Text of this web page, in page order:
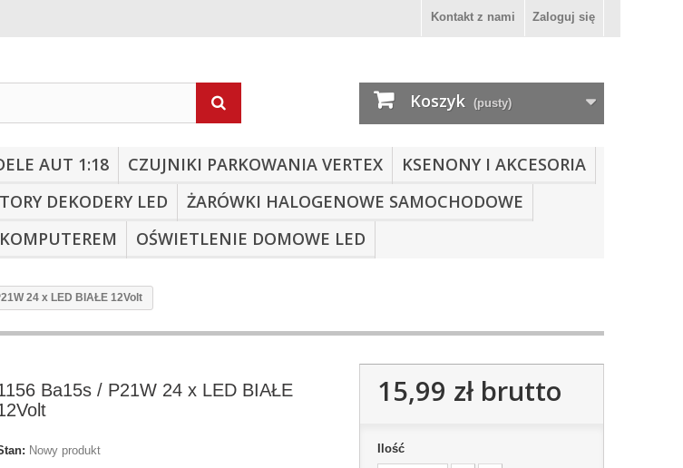
Zaloguj się
Kontakt z nami
Koszyk (pusty)
AUT 1:18 CZUJNIKI PARKOWANIA VERTEX
KSENONY I AKCESORIA
DEKODERY LED
ŻARÓWKI HALOGENOWE SAMOCHODOWE
OŚWIETLENIE DOMOWE LED
24 x LED BIAŁE 12Volt
Ba15s / P21W 24 x LED BIAŁE
Nowy produkt
15,99 złbrutto
Ilość